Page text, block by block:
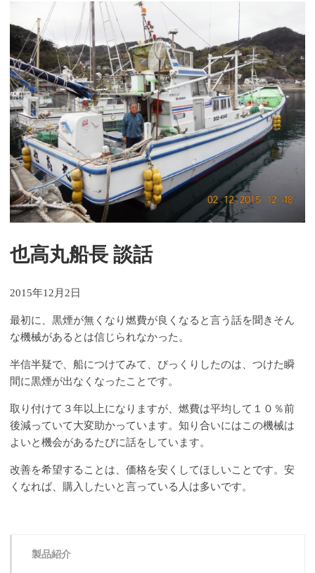
也高丸船長 談話
2015年12月2日
最初に、黒煙が無くなり燃費が良くなると言う話を聞きそん
な機械があるとは信じられなかった。
半信半疑で、船につけてみて、びっくりしたのは、つけた瞬
間に黒煙が出なくなったことです。
取り付けて３年以上になりますが、燃費は平均して１０％前
後減っていて大変助かっています。知り合いにはこの機械は
よいと機会があるたびに話をしています。
改善を希望することは、価格を安くしてほしいことです。安
くなれば、購入したいと言っている人は多いです。
製品紹介